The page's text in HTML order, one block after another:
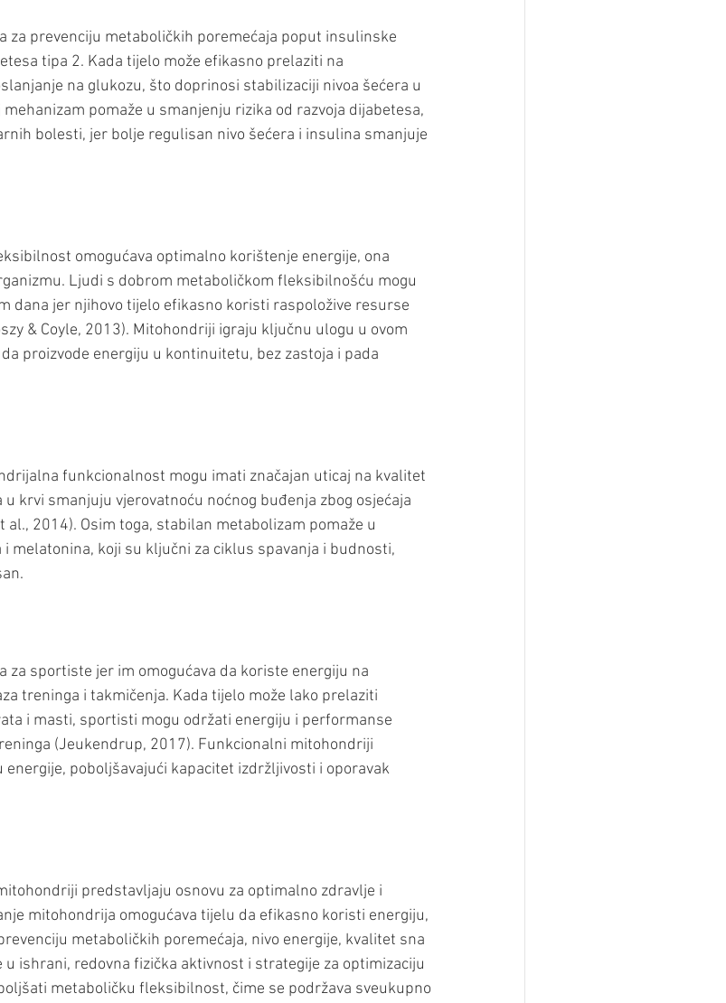
za prevenciju metaboličkih poremećaja poput insulinske
tipa 2. Kada tijelo može efikasno prelaziti na
na glukozu, što doprinosi stabilizaciji nivoa šećera u
pomaže u smanjenju rizika od razvoja dijabetesa,
bolesti, jer bolje regulisan nivo šećera i insulina smanjuje
omogućava optimalno korištenje energije, ona
Ljudi s dobrom metaboličkom fleksibilnošću mogu
dana jer njihovo tijelo efikasno koristi raspoložive resurse
& Coyle, 2013). Mitohondriji igraju ključnu ulogu u ovom
proizvode energiju u kontinuitetu, bez zastoja i pada
funkcionalnost mogu imati značajan uticaj na kvalitet
krvi smanjuju vjerovatnoću noćnog buđenja zbog osjećaja
2014). Osim toga, stabilan metabolizam pomaže u
melatonina, koji su ključni za ciklus spavanja i budnosti,
sportiste jer im omogućava da koriste energiju na
treninga i takmičenja. Kada tijelo može lako prelaziti
i masti, sportisti mogu održati energiju i performanse
(Jeukendrup, 2017). Funkcionalni mitohondriji
poboljšavajući kapacitet izdržljivosti i oporavak
predstavljaju osnovu za optimalno zdravlje i
mitohondrija omogućava tijelu da efikasno koristi energiju,
metaboličkih poremećaja, nivo energije, kvalitet sna
ishrani, redovna fizička aktivnost i strategije za optimizaciju
metaboličku fleksibilnost, čime se podržava sveukupno